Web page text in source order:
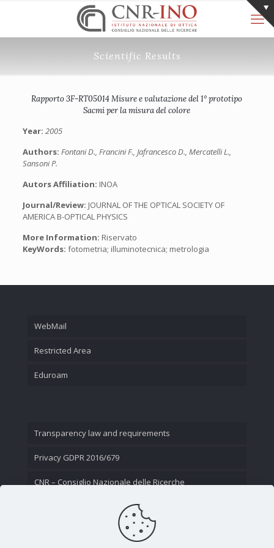
Scientific Results
Rapporto 3F-RT05014 Misure e valutazione del 1° prototipo
Sacmi per la misura del colore
Year: 2005
Authors: Fontani D., Francini F., Jafrancesco D., Mercatelli L.,
Sansoni P.
Autors Affiliation: INOA
Journal/Review: JOURNAL OF THE OPTICAL SOCIETY OF
AMERICA B-OPTICAL PHYSICS
More Information: Riservato
KeyWords: fotometria; illuminotecnica; metrologia
WebMail
Restricted Area
Eduroam
Transparency law and requirements
Privacy GDPR 2016/679
CNR – Consiglio Nazionale delle Ricerche